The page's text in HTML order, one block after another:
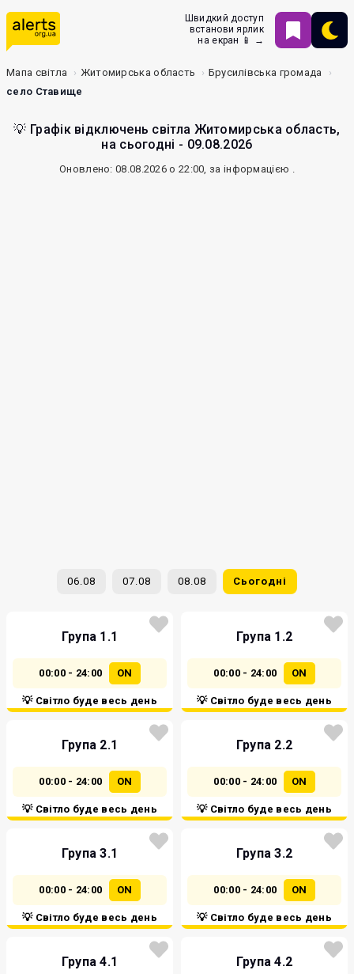
Швидкий доступ
встанови ярлик
на екран 📱 →
Мапа світла Житомирська область
Брусилівська громада
село Ставище
💡 Графік відключень світла Житомирська область,
на сьогодні - 09.08.2026
Оновлено: 08.08.2026 о 22:00, за інформацією .
06.08 07.08 08.08 Сьогодні
Група 1.1
00:00 - 24:00 ON
💡 Світло буде весь день
Група 1.2
00:00 - 24:00 ON
💡 Світло буде весь день
Група 2.1
00:00 - 24:00 ON
💡 Світло буде весь день
Група 2.2
00:00 - 24:00 ON
💡 Світло буде весь день
Група 3.1
00:00 - 24:00 ON
💡 Світло буде весь день
Група 3.2
00:00 - 24:00 ON
💡 Світло буде весь день
Група 4.1 Група 4.2